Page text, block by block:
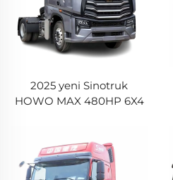
2025 yeni Sinotruk
HOWO MAX 480HP 6X4
satışta